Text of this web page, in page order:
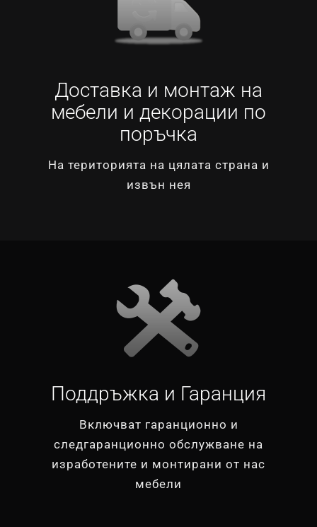
Доставка и монтаж на
мебели и декорации по
поръчка
На територията на цялата страна и
извън нея
Поддръжка и Гаранция
Включват гаранционно и
следгаранционно обслужване на
изработените и монтирани от нас
мебели